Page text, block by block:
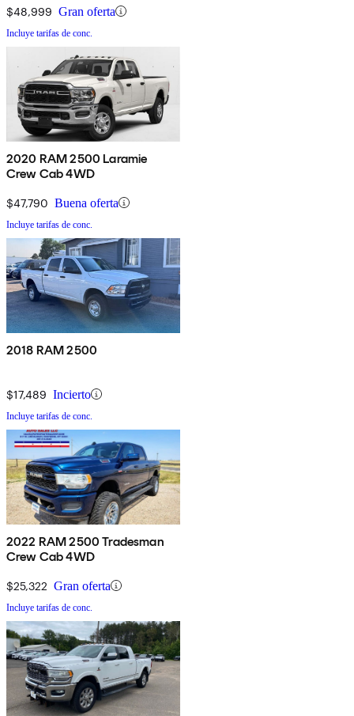
$48,999 Gran oferta
Incluye tarifas de conc.
2020 RAM 2500 Laramie
Crew Cab 4WD
$47,790 Buena oferta
Incluye tarifas de conc.
2018 RAM 2500
$17,489 Incierto
Incluye tarifas de conc.
2022 RAM 2500 Tradesman
Crew Cab 4WD
$25,322 Gran oferta
Incluye tarifas de conc.